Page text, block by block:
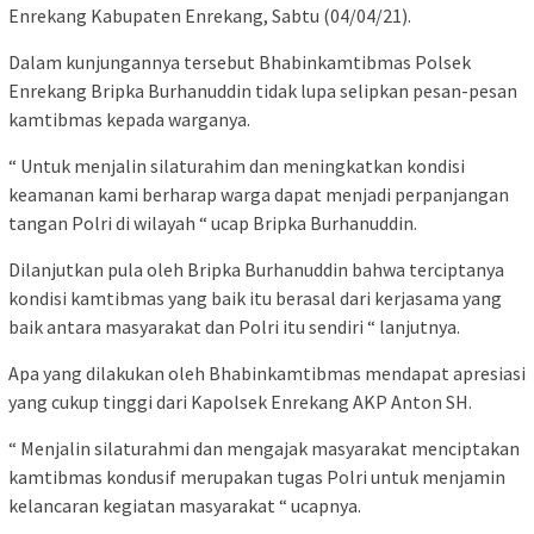
Enrekang Kabupaten Enrekang, Sabtu (04/04/21).
Dalam kunjungannya tersebut Bhabinkamtibmas Polsek
Enrekang Bripka Burhanuddin tidak lupa selipkan pesan-pesan
kamtibmas kepada warganya.
“ Untuk menjalin silaturahim dan meningkatkan kondisi
keamanan kami berharap warga dapat menjadi perpanjangan
tangan Polri di wilayah “ ucap Bripka Burhanuddin.
Dilanjutkan pula oleh Bripka Burhanuddin bahwa terciptanya
kondisi kamtibmas yang baik itu berasal dari kerjasama yang
baik antara masyarakat dan Polri itu sendiri “ lanjutnya.
Apa yang dilakukan oleh Bhabinkamtibmas mendapat apresiasi
yang cukup tinggi dari Kapolsek Enrekang AKP Anton SH.
“ Menjalin silaturahmi dan mengajak masyarakat menciptakan
kamtibmas kondusif merupakan tugas Polri untuk menjamin
kelancaran kegiatan masyarakat “ ucapnya.